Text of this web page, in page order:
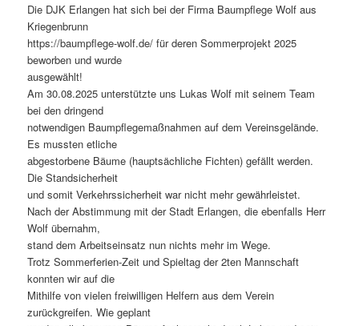
Die DJK Erlangen hat sich bei der Firma Baumpflege Wolf aus
Kriegenbrunn
https://baumpflege-wolf.de/ für deren Sommerprojekt 2025
beworben und wurde
ausgewählt!
Am 30.08.2025 unterstützte uns Lukas Wolf mit seinem Team
bei den dringend
notwendigen Baumpflegemaßnahmen auf dem Vereinsgelände.
Es mussten etliche
abgestorbene Bäume (hauptsächliche Fichten) gefällt werden.
Die Standsicherheit
und somit Verkehrssicherheit war nicht mehr gewährleistet.
Nach der Abstimmung mit der Stadt Erlangen, die ebenfalls Herr
Wolf übernahm,
stand dem Arbeitseinsatz nun nichts mehr im Wege.
Trotz Sommerferien-Zeit und Spieltag der 2ten Mannschaft
konnten wir auf die
Mithilfe von vielen freiwilligen Helfern aus dem Verein
zurückgreifen. Wie geplant